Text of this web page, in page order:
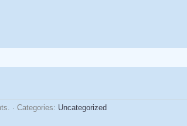
· Categories: Uncategorized